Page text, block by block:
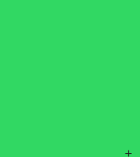
+